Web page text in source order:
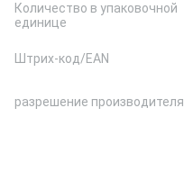
Количество в упаковочной
единице
Штрих-код/EAN
разрешение производителя